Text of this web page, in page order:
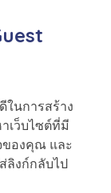
ในการสร้าง
เว็บไซต์ที่มี
องคุณ และ
ลิงก์กลับไป